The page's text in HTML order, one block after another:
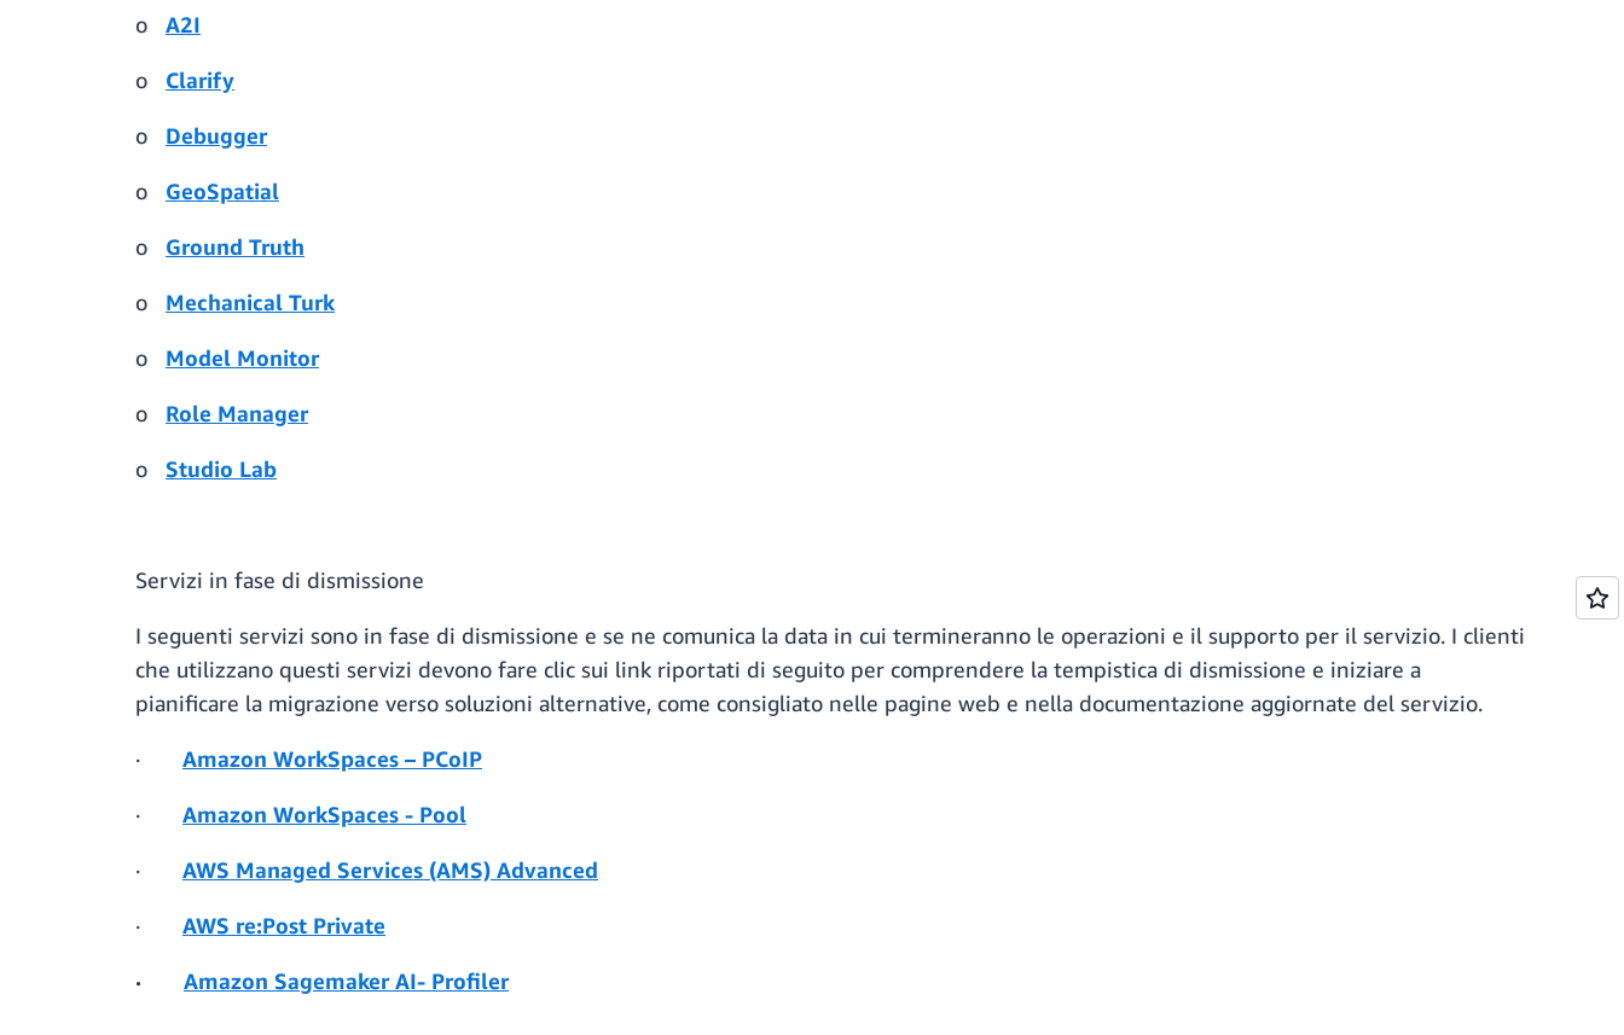
o A2I
o Clarify
o Debugger
o GeoSpatial
o Ground Truth
o Mechanical Turk
o Model Monitor
o Role Manager
o Studio Lab
Servizi in fase di dismissione
I seguenti servizi sono in fase di dismissione e se ne comunica la data in cui termineranno le operazioni e il supporto per il servizio. I clienti
che utilizzano questi servizi devono fare clic sui link riportati di seguito per comprendere la tempistica di dismissione e iniziare a
pianificare la migrazione verso soluzioni alternative, come consigliato nelle pagine web e nella documentazione aggiornate del servizio.
· Amazon WorkSpaces – PCoIP
· Amazon WorkSpaces - Pool
· AWS Managed Services (AMS) Advanced
· AWS re:Post Private
· Amazon Sagemaker AI- Profiler